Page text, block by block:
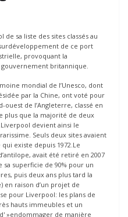
sa liste des sites classés au
de ce port
provoquant la
britannique.
mondial de l’Unesco, dont
par la Chine, ont voté pour
de l’Angleterre, classé en
plus que la majorité de deux
devient ainsi le
Seuls deux sites avaient
existe depuis 1972.Le
avait été retiré en 2007
sa superficie de 90% pour un
puis deux ans plus tard la
en raison d’un projet de
pour Liverpool: les plans de
hauts immeubles et un
»endommager de manière